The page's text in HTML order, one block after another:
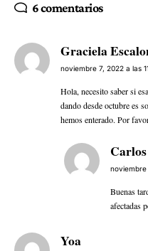
6 comentarios
Graciela
noviembre 7, 2022 a las
Hola, necesito saber si
dando desde octubre es
hemos enterado. Por
Carlos
noviembre
Buenas
afectadas
Yoa